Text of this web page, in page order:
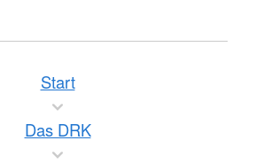
Start
Das DRK